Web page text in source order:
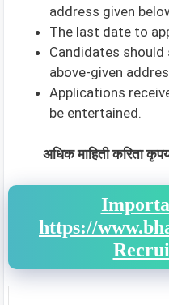
address given
The last date to
Candidates
above-given
Applications
be entertained.
अधिक माहिती करिता
https://